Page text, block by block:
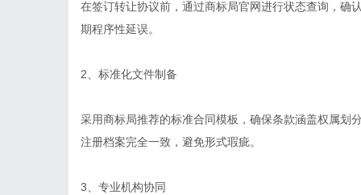
在签订转让协议前，通过商标局官网进行状态查询，确
期程序性延误。
2、标准化文件制备
采用商标局推荐的标准合同模板，确保条款涵盖权属划
注册档案完全一致，避免形式瑕疵。
3、专业机构协同